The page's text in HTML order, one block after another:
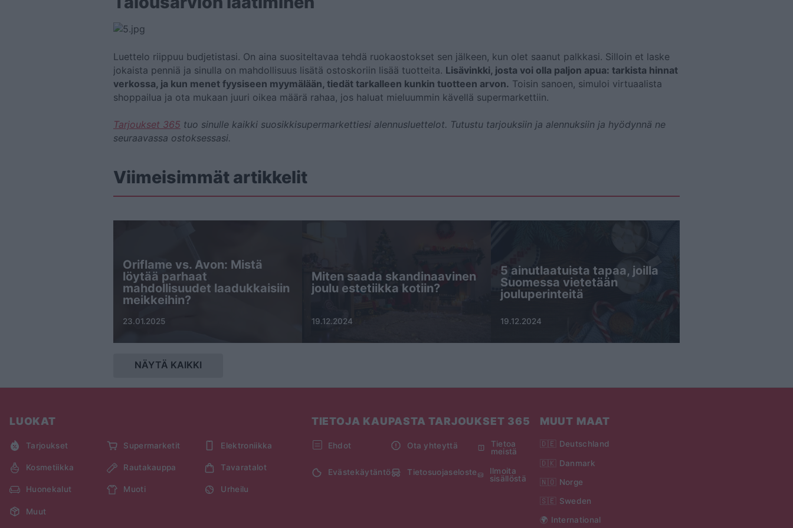
Luettelo riippuu budjetistasi. On aina suositeltavaa tehdä ruokaostokset sen jälkeen, kun olet saanut palkkasi. Silloin et laske
jokaista penniä ja sinulla on mahdollisuus lisätä ostoskoriin lisää tuotteita. Lisävinkki, josta voi olla paljon apua: tarkista hinnat
verkossa, ja kun menet fyysiseen myymälään, tiedät tarkalleen kunkin tuotteen arvon. Toisin sanoen, simuloi virtuaalista
shoppailua ja ota mukaan juuri oikea määrä rahaa, jos haluat mieluummin kävellä supermarkettiin.
Tarjoukset 365 tuo sinulle kaikki suosikkisupermarkettiesi alennusluettelot. Tutustu tarjouksiin ja alennuksiin ja hyödynnä ne
seuraavassa ostoksessasi.
Viimeisimmät artikkelit
Oriflame vs. Avon: Mistä
löytää parhaat
mahdollisuudet laadukkaisiin
meikkeihin?
23.01.2025
Miten saada skandinaavinen
joulu estetiikka kotiin?
19.12.2024
5 ainutlaatuista tapaa, joilla
Suomessa vietetään
jouluperinteitä
19.12.2024
NÄYTÄ KAIKKI
LUOKAT
Tarjoukset Supermarketit Elektroniikka
Kosmetiikka Rautakauppa Tavaratalot
Huonekalut Muoti Urheilu
Muut
TIETOJA KAUPASTA TARJOUKSET 365
Ehdot Ota yhteyttä
Tietoa
meistä
Evästekäytäntö Tietosuojaseloste
Ilmoita
sisällöstä
MUUT MAAT
🇩🇪 Deutschland
🇩🇰 Danmark
🇳🇴 Norge
🇸🇪 Sweden
🌍 International